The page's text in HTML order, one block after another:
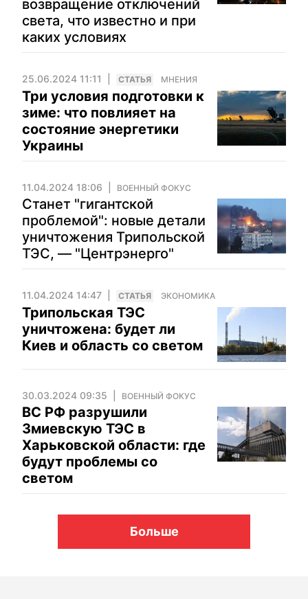
возвращение отключений
света, что известно и при
каких условиях
25.06.2024 11:11 CТАТЬЯ МНЕНИЯ
Три условия подготовки к
зиме: что повлияет на
состояние энергетики
Украины
11.04.2024 18:06 ВОЕННЫЙ ФОКУС
Станет "гигантской
проблемой": новые детали
уничтожения Трипольской
ТЭС, — "Центрэнерго"
11.04.2024 14:47 CТАТЬЯ ЭКОНОМИКА
Трипольская ТЭС
уничтожена: будет ли
Киев и область со светом
30.03.2024 09:35 ВОЕННЫЙ ФОКУС
ВС РФ разрушили
Змиевскую ТЭС в
Харьковской области: где
будут проблемы со
светом
Больше